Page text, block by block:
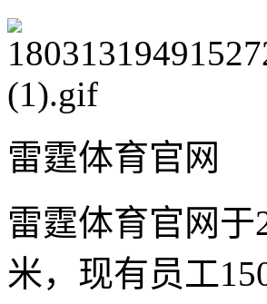
雷霆体育官网
雷霆体育官网于
米，现有员工